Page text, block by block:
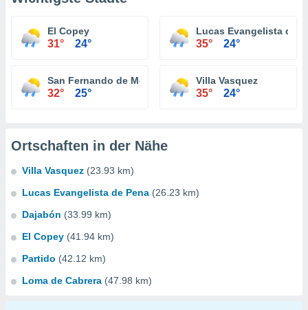
El Copey
31° 24°
Lucas Evangelista de
35° 24°
San Fernando de Monte Cristi
32° 25°
Villa Vasquez
35° 24°
Ortschaften in der Nähe
Villa Vasquez (23.93 km)
Lucas Evangelista de Pena (26.23 km)
Dajabón (33.99 km)
El Copey (41.94 km)
Partido (42.12 km)
Loma de Cabrera (47.98 km)